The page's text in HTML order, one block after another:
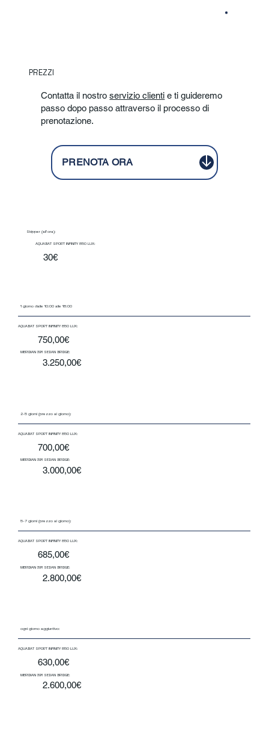
PREZZI
Contatta il nostroservizio clienti e ti guideremo
passo dopo passo attraverso il processo di
prenotazione.
PRENOTA ORA
Skipper (all'ora):
AQUABAT SPORT INFINITY 850 LUX:
30€
1 giorno dalle 10:00 alle 18:00
AQUABAT SPORT INFINITY 850 LUX:
750,00€
MERIDIAN 391 SEDAN BRIDGE:
3.250,00€
2-5 giorni (prezzo al giorno):
AQUABAT SPORT INFINITY 850 LUX:
700,00€
MERIDIAN 391 SEDAN BRIDGE:
3.000,00€
5-7 giorni (prezzo al giorno):
AQUABAT SPORT INFINITY 850 LUX:
685,00€
MERIDIAN 391 SEDAN BRIDGE:
2.800,00€
ogni giorno aggiuntivo:
AQUABAT SPORT INFINITY 850 LUX:
630,00€
MERIDIAN 391 SEDAN BRIDGE:
2.600,00€